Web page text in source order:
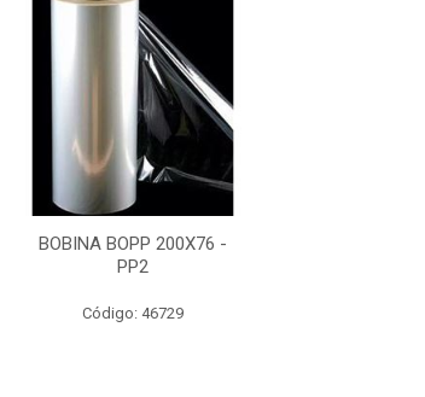
BOBINA BOPP 200X76 -
PP2
Código: 46729